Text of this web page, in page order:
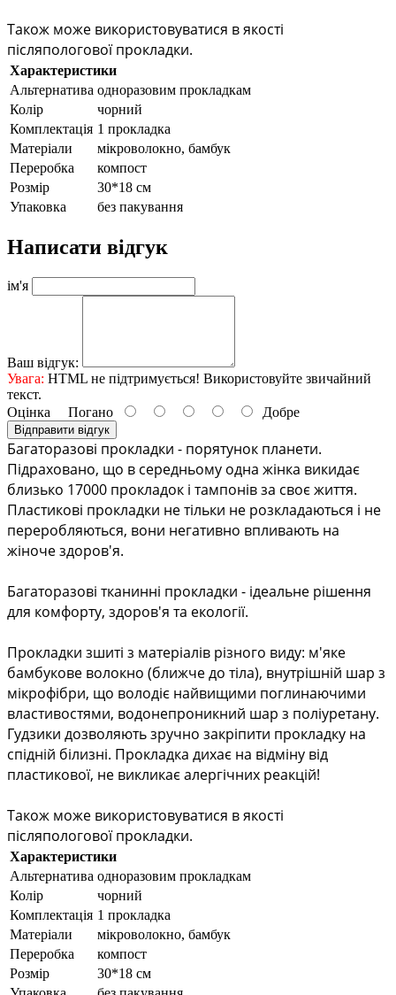
Також може використовуватися в якості
післяпологової прокладки.
Характеристики
Альтернатива одноразовим прокладкам
Колір
чорний
Комплектація 1 прокладка
Матеріали
мікроволокно, бамбук
Переробка
компост
Розмір
30*18 см
Упаковка
без пакування
Написати відгук
ім'я
Ваш відгук:
Увага: HTML не підтримується! Використовуйте звичайний
текст.
Оцінка Погано Добре
Відправити відгук
Багаторазові прокладки - порятунок планети.
Підраховано, що в середньому одна жінка викидає
близько 17000 прокладок і тампонів за своє життя.
Пластикові прокладки не тільки не розкладаються і не
переробляються, вони негативно впливають на
жіноче здоров'я.
Багаторазові тканинні прокладки - ідеальне рішення
для комфорту, здоров'я та екології.
Прокладки зшиті з матеріалів різного виду: м'яке
бамбукове волокно (ближче до тіла), внутрішній шар з
мікрофібри, що володіє найвищими поглинаючими
властивостями, водонепроникний шар з поліуретану.
Гудзики дозволяють зручно закріпити прокладку на
спідній білизні. Прокладка дихає на відміну від
пластикової, не викликає алергічних реакцій!
Також може використовуватися в якості
післяпологової прокладки.
Характеристики
Альтернатива одноразовим прокладкам
Колір
чорний
Комплектація 1 прокладка
Матеріали
мікроволокно, бамбук
Переробка
компост
Розмір
30*18 см